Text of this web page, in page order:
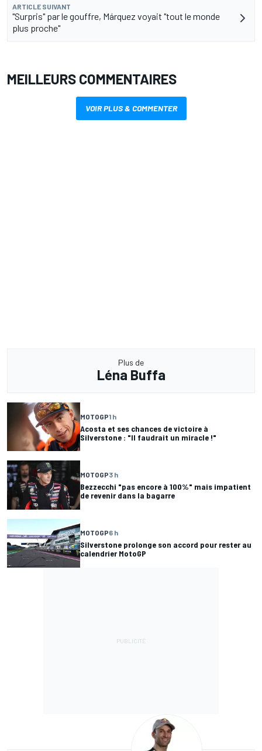
ARTICLE SUIVANT
"Surpris" par le gouffre, Márquez voyait "tout le monde
plus proche"
MEILLEURS COMMENTAIRES
VOIR PLUS & COMMENTER
Plus de
Léna Buffa
MOTOGP1 h
Acosta et ses chances de victoire à
Silverstone : "Il faudrait un miracle !"
MOTOGP3 h
Bezzecchi "pas encore à 100%" mais impatient
de revenir dans la bagarre
MOTOGP6 h
Silverstone prolonge son accord pour rester au
calendrier MotoGP